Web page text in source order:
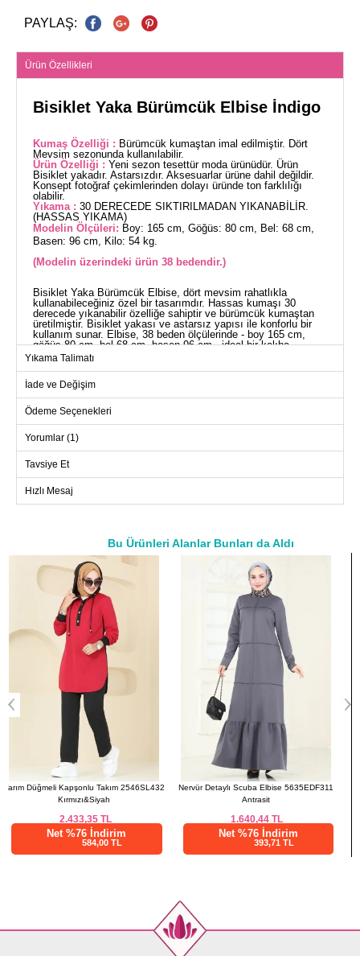
PAYLAŞ:
Ürün Özellikleri
Bisiklet Yaka Bürümcük Elbise İndigo
Kumaş Özelliği : Bürümcük kumaştan imal edilmiştir. Dört
Mevsim sezonunda kullanılabilir.
Ürün Özelliği : Yeni sezon tesettür moda ürünüdür. Ürün
Bisiklet yakadır. Astarsızdır. Aksesuarlar ürüne dahil değildir.
Konsept fotoğraf çekimlerinden dolayı üründe ton farklılığı
olabilir.
Yıkama : 30 DERECEDE SIKTIRILMADAN YIKANABİLİR.
(HASSAS YIKAMA)
Modelin Ölçüleri: Boy: 165 cm, Göğüs: 80 cm, Bel: 68 cm,
Basen: 96 cm, Kilo: 54 kg.
(Modelin üzerindeki ürün 38 bedendir.)
Bisiklet Yaka Bürümcük Elbise, dört mevsim rahatlıkla
kullanabileceğiniz özel bir tasarımdır. Hassas kumaşı 30
derecede yıkanabilir özelliğe sahiptir ve bürümcük kumaştan
üretilmiştir. Bisiklet yakası ve astarsız yapısı ile konforlu bir
kullanım sunar. Elbise, 38 beden ölçülerinde - boy 165 cm,
göğüs 80 cm, bel 68 cm, basen 96 cm - ideal bir kalıba
sahiptir. Lütfen not alınız: Aksesuarlar fiyata dahil değildir.
ELBİSE BEDEN ÖLÇÜLERİ
Beden
Göğüs
Boy
38
44
104
134
46
108
134
116
134
52
Yıkama Talimatı
İade ve Değişim
Ödeme Seçenekleri
Yorumlar (1)
Tavsiye Et
Hızlı Mesaj
Bu Ürünleri Alanlar Bunları da Aldı
a>
Nervür Detaylı Scuba Elbise 5635EDF311
Antrasit
1.640,44TL
Net %76 İndirim
393,71 TL
Ceket Detaylı Dabıl Elbise 2743SL432
Siyah
3.593,78TL
Net %76 İndirim
862,51 TL